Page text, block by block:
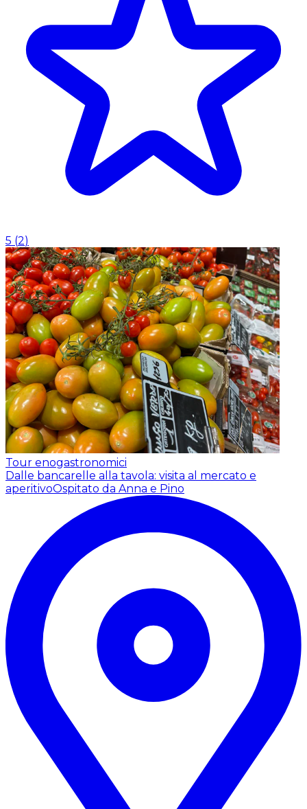
5 (2)
Tour enogastronomici
Dalle bancarelle alla tavola: visita al mercato e
aperitivoOspitato da Anna e Pino